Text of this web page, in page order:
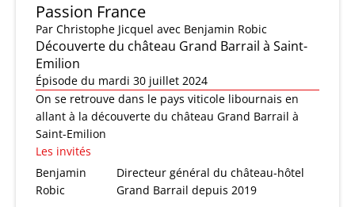
Passion France
Par Christophe Jicquel avec Benjamin Robic
Découverte du château Grand Barrail à Saint-
Emilion
Épisode du mardi 30 juillet 2024
On se retrouve dans le pays viticole libournais en
allant à la découverte du château Grand Barrail à
Saint-Emilion
Les invités
Benjamin
Robic
Directeur général du château-hôtel
Grand Barrail depuis 2019